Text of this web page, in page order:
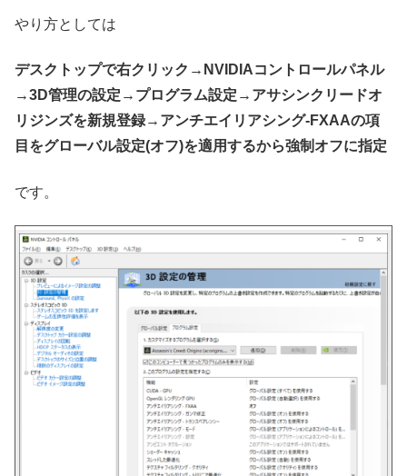
やり方としては
デスクトップで右クリック→NVIDIAコントロールパネル
→3D管理の設定→プログラム設定→アサシンクリードオ
リジンズを新規登録→アンチエイリアシング-FXAAの項
目をグローバル設定(オフ)を適用するから強制オフに指定
です。